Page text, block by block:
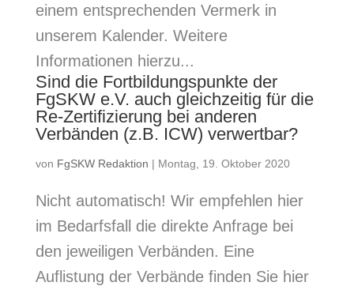
einem entsprechenden Vermerk in
unserem Kalender. Weitere
Informationen hierzu...
Sind die Fortbildungspunkte der
FgSKW e.V. auch gleichzeitig für die
Re-Zertifizierung bei anderen
Verbänden (z.B. ICW) verwertbar?
von FgSKW Redaktion | Montag, 19. Oktober 2020
Nicht automatisch! Wir empfehlen hier
im Bedarfsfall die direkte Anfrage bei
den jeweiligen Verbänden. Eine
Auflistung der Verbände finden Sie hier